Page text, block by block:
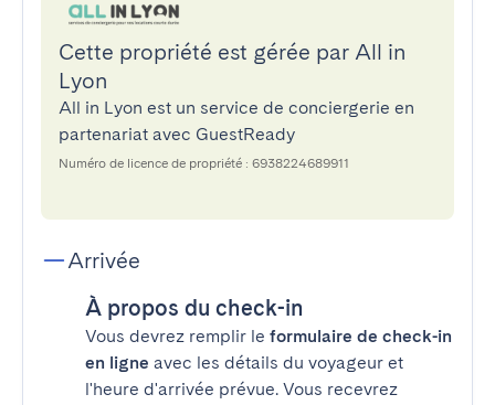
Cette propriété est gérée par All in
Lyon
All in Lyon est un service de conciergerie en
partenariat avec GuestReady
Numéro de licence de propriété : 6938224689911
Arrivée
À propos du check-in
Vous devrez remplir le formulaire de check-in
en ligne avec les détails du voyageur et
l'heure d'arrivée prévue. Vous recevrez